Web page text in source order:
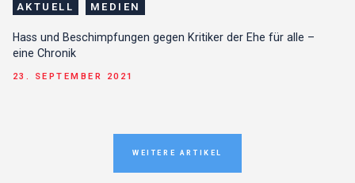
AKTUELL MEDIEN
Hass und Beschimpfungen gegen Kritiker der Ehe für alle –
eine Chronik
23. SEPTEMBER 2021
WEITERE ARTIKEL